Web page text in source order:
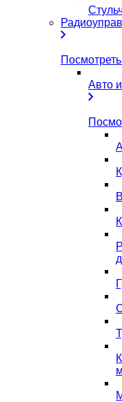
Авто